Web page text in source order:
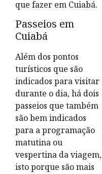
que fazer em Cuiabá.
Passeios em
Cuiabá
Além dos pontos
turísticos que são
indicados para visitar
durante o dia, há dois
passeios que também
são bem indicados
para a programação
matutina ou
vespertina da viagem,
isto porque são mais